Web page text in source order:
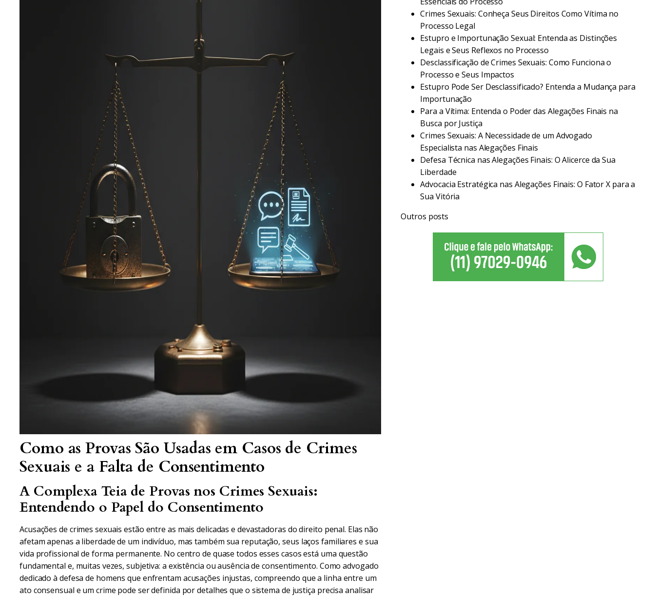
Como as Provas São Usadas em Casos de Crimes
Sexuais e a Falta de Consentimento
A Complexa Teia de Provas nos Crimes Sexuais:
Entendendo o Papel do Consentimento
Acusações de crimes sexuais estão entre as mais delicadas e devastadoras do direito penal. Elas não
afetam apenas a liberdade de um indivíduo, mas também sua reputação, seus laços familiares e sua
vida profissional de forma permanente. No centro de quase todos esses casos está uma questão
fundamental e, muitas vezes, subjetiva: a existência ou ausência de consentimento. Como advogado
dedicado à defesa de homens que enfrentam acusações injustas, compreendo que a linha entre um
ato consensual e um crime pode ser definida por detalhes que o sistema de justiça precisa analisar
Crimes Sexuais: Conheça Seus Direitos Como Vítima no
Processo Legal
Estupro e Importunação Sexual: Entenda as Distinções
Legais e Seus Reflexos no Processo
Desclassificação de Crimes Sexuais: Como Funciona o
Processo e Seus Impactos
Estupro Pode Ser Desclassificado? Entenda a Mudança para
Importunação
Para a Vítima: Entenda o Poder das Alegações Finais na
Busca por Justiça
Crimes Sexuais: A Necessidade de um Advogado
Especialista nas Alegações Finais
Defesa Técnica nas Alegações Finais: O Alicerce da Sua
Liberdade
Advocacia Estratégica nas Alegações Finais: O Fator X para a
Sua Vitória
Outros posts